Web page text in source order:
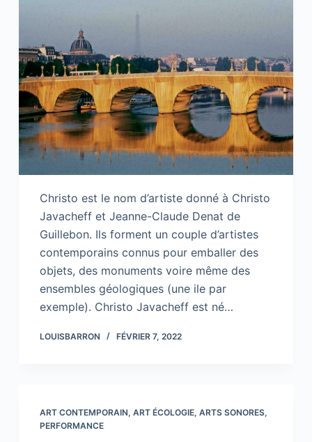
Christo est le nom d’artiste donné à Christo
Javacheff et Jeanne-Claude Denat de
Guillebon. Ils forment un couple d’artistes
contemporains connus pour emballer des
objets, des monuments voire même des
ensembles géologiques (une ile par
exemple). Christo Javacheff est né…
LOUISBARRON FÉVRIER 7, 2022
ART CONTEMPORAIN, ART ÉCOLOGIE, ARTS SONORES,
PERFORMANCE